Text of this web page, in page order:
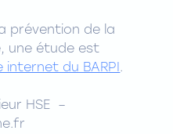
prévention de la
une étude est
du BARPI .
HSE –